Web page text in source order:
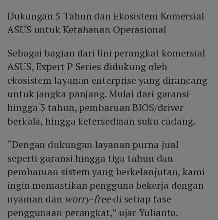
Dukungan 5 Tahun dan Ekosistem Komersial
ASUS untuk Ketahanan Operasional
Sebagai bagian dari lini perangkat komersial
ASUS, Expert P Series didukung oleh
ekosistem layanan enterprise yang dirancang
untuk jangka panjang. Mulai dari garansi
hingga 3 tahun, pembaruan BIOS/driver
berkala, hingga ketersediaan suku cadang.
“Dengan dukungan layanan purna jual
seperti garansi hingga tiga tahun dan
pembaruan sistem yang berkelanjutan, kami
ingin memastikan pengguna bekerja dengan
nyaman dan worry-freedi setiap fase
penggunaan perangkat,” ujar Yulianto.